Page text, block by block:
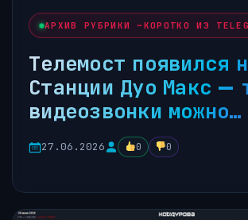
АРХИВ РУБРИКИ ~КОРОТКО ИЗ
Телемост появился
Станции Дуо Макс —
видеозвонки можно…
27.06.2026 0 0